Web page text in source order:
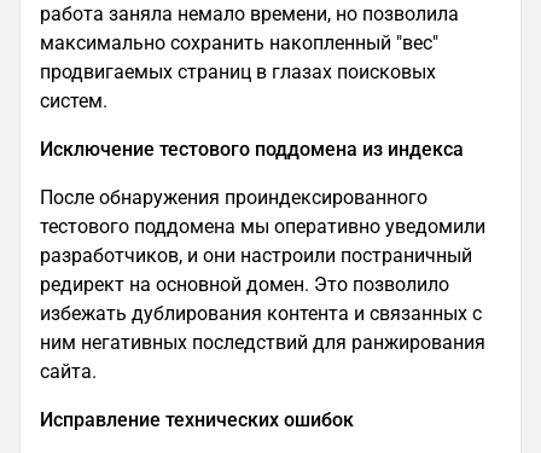
работа заняла немало времени, но позволила
максимально сохранить накопленный "вес"
продвигаемых страниц в глазах поисковых
систем.
Исключение тестового поддомена из индекса
После обнаружения проиндексированного
тестового поддомена мы оперативно уведомили
разработчиков, и они настроили постраничный
редирект на основной домен. Это позволило
избежать дублирования контента и связанных с
ним негативных последствий для ранжирования
сайта.
Исправление технических ошибок